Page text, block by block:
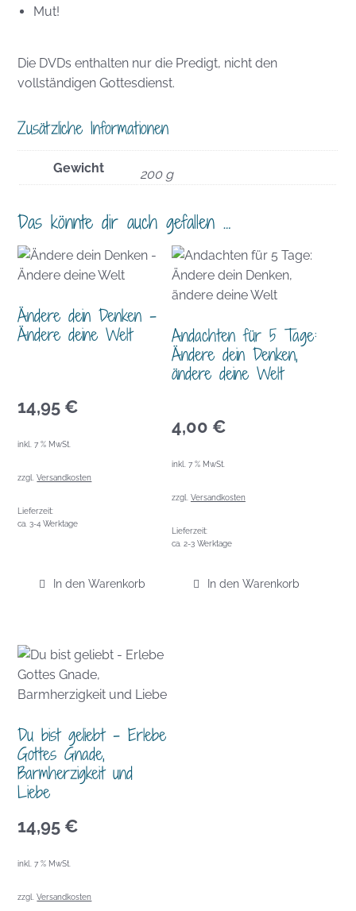
Mut!
Die DVDs enthalten nur die Predigt, nicht den
vollständigen Gottesdienst.
Zusätzliche Informationen
Gewicht 200 g
Das könnte dir auch gefallen …
Ändere dein Denken –
Ändere deine Welt
14,95 €
inkl. 7 % MwSt.
zzgl.Versandkosten
Lieferzeit:
ca. 3-4 Werktage
In den Warenkorb
Andachten für 5 Tage:
Ändere dein Denken,
ändere deine Welt
4,00 €
inkl. 7 % MwSt.
zzgl. Versandkosten
Lieferzeit:
ca. 2-3 Werktage
In den Warenkorb
Du bist geliebt – Erlebe
Gottes Gnade,
Barmherzigkeit und
Liebe
14,95 €
inkl. 7 % MwSt.
zzgl.Versandkosten